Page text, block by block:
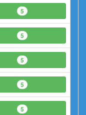
5
5
5
5
5